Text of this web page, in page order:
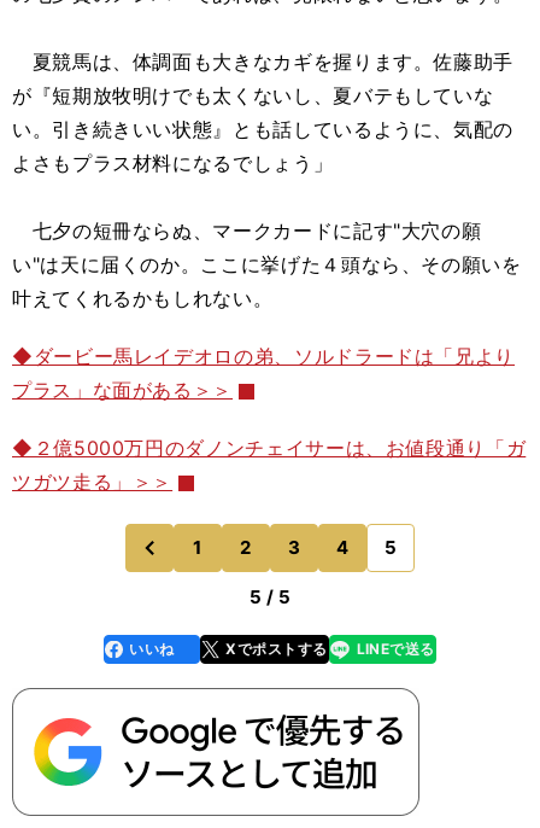
夏競馬は、体調面も大きなカギを握ります。佐藤助手
が『短期放牧明けでも太くないし、夏バテもしていな
い。引き続きいい状態』とも話しているように、気配の
よさもプラス材料になるでしょう」
七夕の短冊ならぬ、マークカードに記す"大穴の願
い"は天に届くのか。ここに挙げた４頭なら、その願いを
叶えてくれるかもしれない。
◆ダービー馬レイデオロの弟、ソルドラードは「兄より
プラス」な面がある＞＞
◆２億5000万円のダノンチェイサーは、お値段通り「ガ
ツガツ走る」＞＞
前
のページへ
1 2 3 4 5
5 / 5
faceboo
k
いいね Xでポストする
line LINEで送る